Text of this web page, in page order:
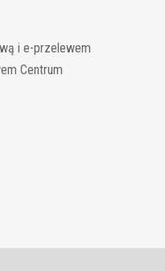
i e-przelewem
Centrum